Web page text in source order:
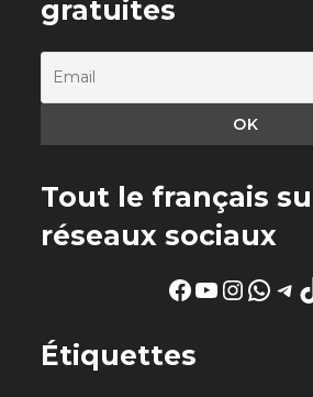
gratuites
Tout le français
réseaux sociaux
Facebook
YouTube
Instagram
Étiquettes